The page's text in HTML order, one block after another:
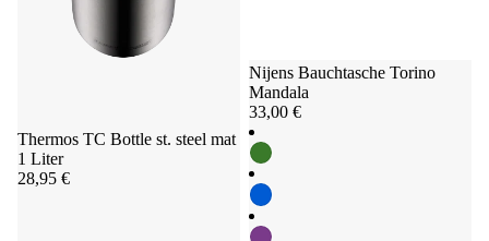
Thermos TC Bottle st. steel mat
1 Liter
28,95 €
Nijens Bauchtasche Torino
Mandala
33,00 €